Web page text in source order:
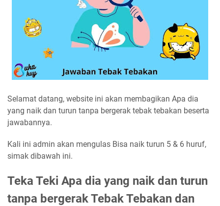
Selamat datang, website ini akan membagikan Apa dia
yang naik dan turun tanpa bergerak tebak tebakan beserta
jawabannya.
Kali ini admin akan mengulas Bisa naik turun 5 & 6 huruf,
simak dibawah ini.
Teka Teki Apa dia yang naik dan turun
tanpa bergerak Tebak Tebakan dan